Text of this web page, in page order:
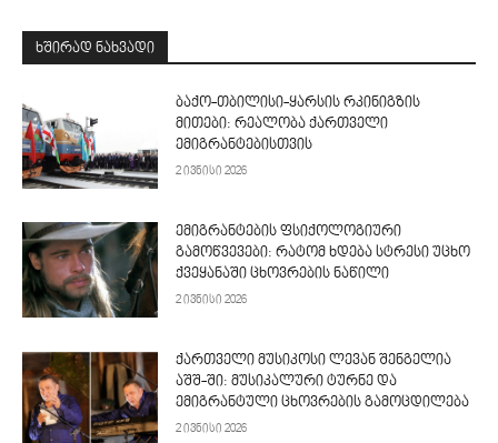
ᲮᲨᲘᲠᲐᲓ ᲜᲐᲮᲕᲐᲓᲘ
ბაქო-თბილისი-ყარსის რკინიგზის
მითები: რეალობა ქართველი
ემიგრანტებისთვის
2 ივნისი 2026
ემიგრანტების ფსიქოლოგიური
გამოწვევები: რატომ ხდება სტრესი უცხო
ქვეყანაში ცხოვრების ნაწილი
2 ივნისი 2026
ქართველი მუსიკოსი ლევან შენგელია
აშშ-ში: მუსიკალური ტურნე და
ემიგრანტული ცხოვრების გამოცდილება
2 ივნისი 2026